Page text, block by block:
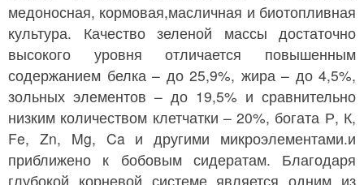
медоносная, кормовая,масличная и биотопливная
культура. Качество зеленой массы достаточно
высокого уровня отличается повышенным
содержанием белка – до 25,9%, жира – до 4,5%,
зольных элементов – до 19,5% и сравнительно
низким количеством клетчатки – 20%, богата Р, К,
Fe, Zn, Mg, Ca и другими микроэлементами.и
приближено к бобовым сидератам. Благодаря
глубокой корневой системе является одним из